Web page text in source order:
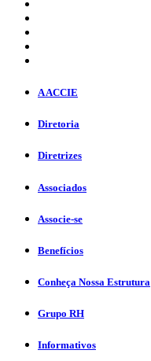
A ACCIE
Diretoria
Diretrizes
Associados
Associe-se
Benefícios
Conheça Nossa Estrutura
Grupo RH
Informativos